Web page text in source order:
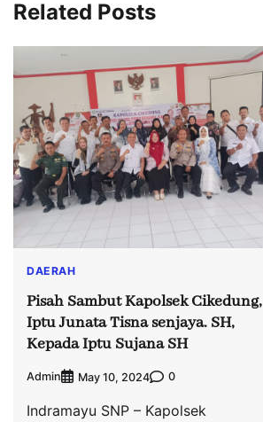
Related Posts
DAERAH
Pisah Sambut Kapolsek Cikedung,
Iptu Junata Tisna senjaya. SH,
Kepada Iptu Sujana SH
Admin May 10, 2024 0
Indramayu SNP – Kapolsek